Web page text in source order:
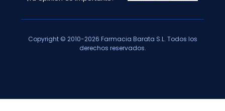
Copyright © 2010-2026 Farmacia Barata S.L. Todos los
derechos reservados.